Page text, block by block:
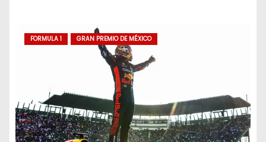
FORMULA 1 GRAN PREMIO DE MÉXICO